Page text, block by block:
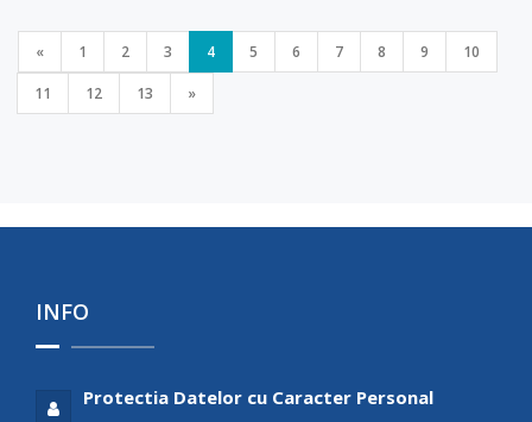
« 1 2 3 4 5 6 7 8 9 10
11 12 13 »
INFO
Protectia Datelor cu Caracter Personal